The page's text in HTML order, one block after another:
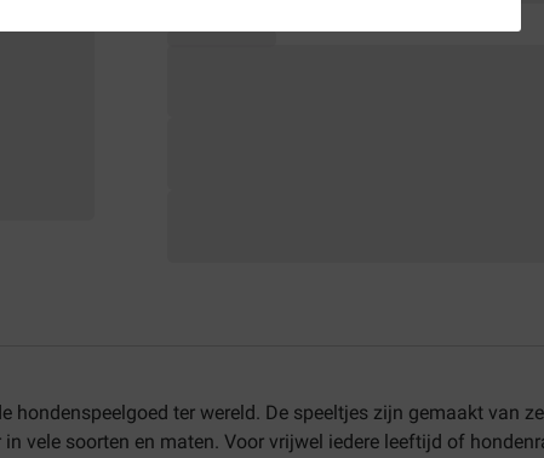
hondenspeelgoed ter wereld. De speeltjes zijn gemaakt van
vele soorten en maten. Voor vrijwel iedere leeftijd of